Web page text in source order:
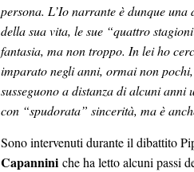
persona. L’Io narrante è dunque
della sua vita, le sue “quattro
fantasia, ma non troppo. In lei ho
imparato negli anni, ormai non
susseguono a distanza di alcuni
con “spudorata” sincerità, ma è
Sono intervenuti durante il dibattito
Capannini che ha letto alcuni passi